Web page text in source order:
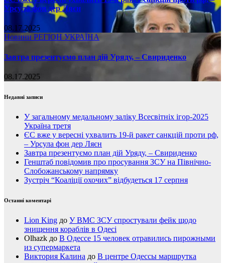
Урсула фон дер Ляєн
08.17.2025
Новини РЕГІОН УКРАЇНА
Завтра презентуємо план дій Уряду, – Свириденко
08.17.2025
Недавні записи
У загальному медальному заліку Всесвітніх ігор-2025
Україна третя
ЄС вже у вересні ухвалить 19-й ракет санкцій проти рф,
– Урсула фон дер Ляєн
Завтра презентуємо план дій Уряду, – Свириденко
Генштаб повідомив про просування ЗСУ на Північно-
Слобожанському напрямку
Зустріч “Коаліції охочих” відбудеться 17 серпня
Останні коментарі
Lion King до У ВМС ЗСУ спростували фейк щодо
знищення кораблів в Одесі
Olhazk до В Одессе 15 человек отравились пирожными
из супермаркета
Виктория Калина до В центре Одессы маршрутка